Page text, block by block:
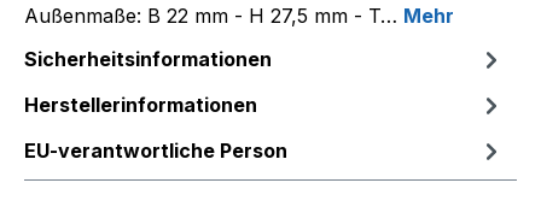
Außenmaße: B 22 mm - H 27,5 mm - T… Mehr
Sicherheitsinformationen
Herstellerinformationen
EU-verantwortliche Person